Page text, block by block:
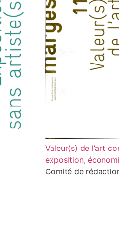
Valeur(s) de l’art
exposition,
Comité de